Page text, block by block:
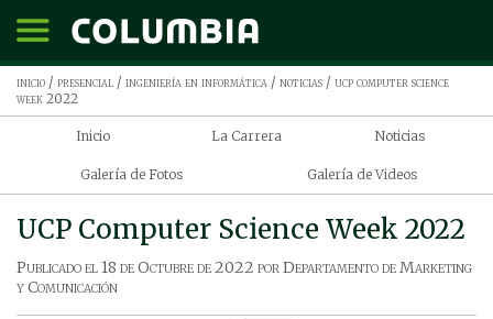
inicio / presencial / ingeniería en informática / noticias / ucp computer science
week 2022
Inicio La Carrera Noticias
Galería de Fotos Galería de Videos
UCP Computer Science Week 2022
Publicado el18 de Octubre de 2022 porDepartamento de Marketing
y Comunicación